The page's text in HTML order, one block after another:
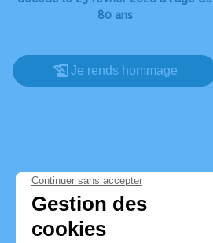
80 ans
Je rends hommage